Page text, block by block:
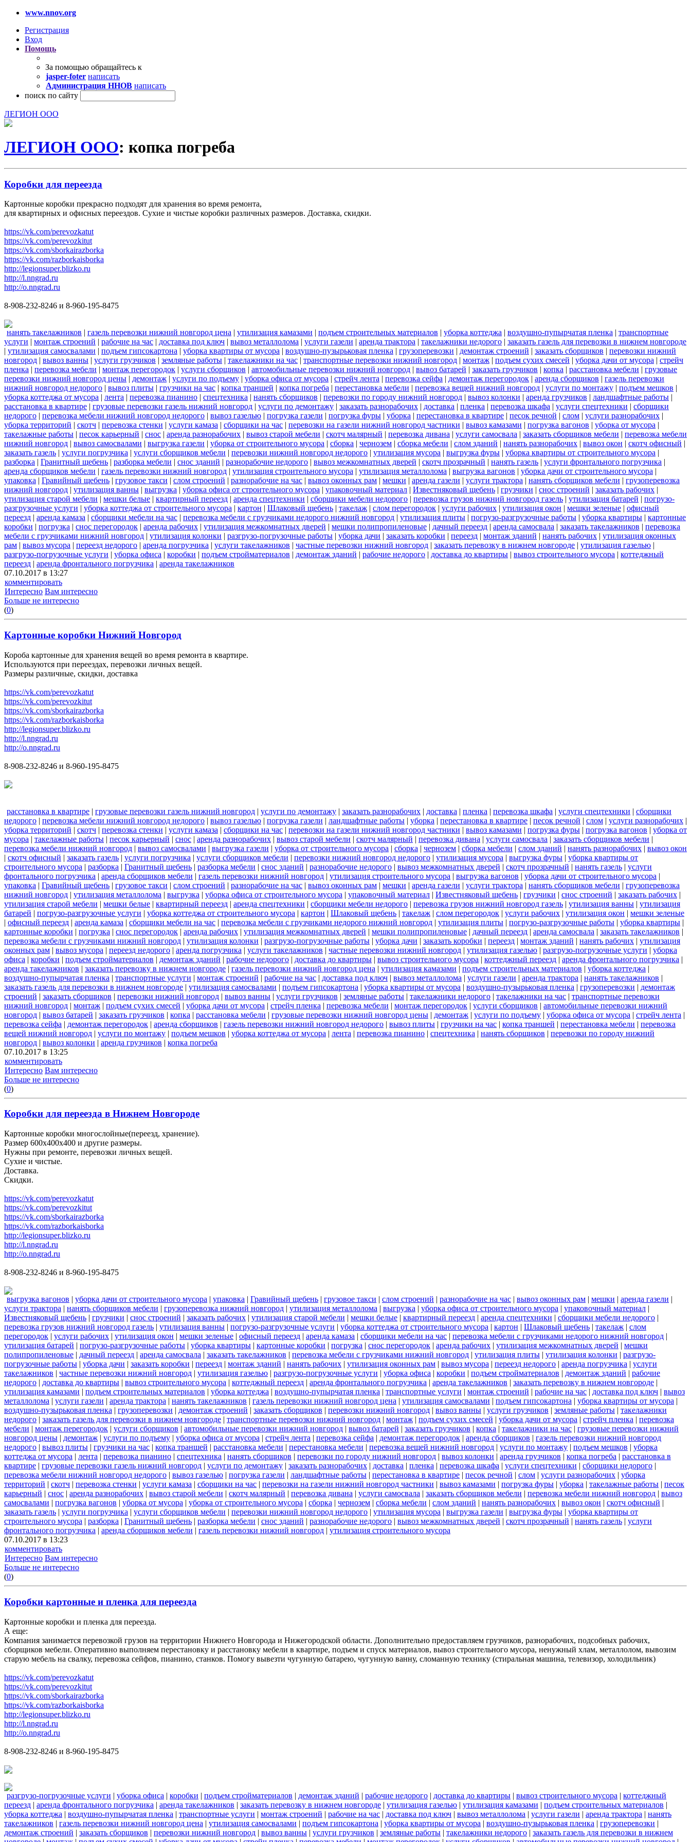
www.nnov.org
Регистрация
Вход
Помощь
За помощью обращайтесь к
jasper-foter написать
Администрация ННОВ написать
поиск по сайту
ЛЕГИОН ООО
ЛЕГИОН ООО: копка погреба
Коробки для переезда
Картонные коробки прекрасно подходят для хранения во время ремонта,
для квартирных и офисных переездов. Сухие и чистые коробки различных размеров. Доставка, скидки.
https://vk.com/perevozkatut
https://vk.com/perevozkitut
https://vk.com/sborkairazborka
https://vk.com/razborkaisborka
http://legionsuper.blizko.ru
http://l.nngrad.ru
http://o.nngrad.ru
8-908-232-8246 и 8-960-195-8475
нанять такелажников | газель перевозки нижний новгород цена | утилизация камазами | подъем строительных материалов | уборка коттеджа | воздушно-пупырчатая пленка | транспортные
услуги | монтаж строений | рабочие на час | доставка под ключ | вывоз металлолома | услуги газели | аренда трактора | такелажники недорого | заказать газель для перевозки в нижнем новгороде
| утилизация самосвалами | подъем гипсокартона | уборка квартиры от мусора | воздушно-пузырьковая пленка | грузоперевозки | демонтаж строений | заказать сборщиков | перевозки нижний
новгород | вывоз ванны | услуги грузчиков | земляные работы | такелажники на час | транспортные перевозки нижний новгород | монтаж | подъем сухих смесей | уборка дачи от мусора | стрейч
пленка | перевозка мебели | монтаж перегородок | услуги сборщиков | автомобильные перевозки нижний новгород | вывоз батарей | заказать грузчиков | копка | расстановка мебели | грузовые
перевозки нижний новгород цены | демонтаж | услуги по подъему | уборка офиса от мусора | стрейч лента | перевозка сейфа | демонтаж перегородок | аренда сборщиков | газель перевозки
нижний новгород недорого | вывоз плиты | грузчики на час | копка траншей | копка погреба | перестановка мебели | перевозка вещей нижний новгород | услуги по монтажу | подъем мешков |
уборка коттеджа от мусора | лента | перевозка пианино | спецтехника | нанять сборщиков | перевозки по городу нижний новгород | вывоз колонки | аренда грузчиков | ландшафтные работы |
расстановка в квартире | грузовые перевозки газель нижний новгород | услуги по демонтажу | заказать разнорабочих | доставка | пленка | перевозка шкафа | услуги спецтехники | сборщики
недорого | перевозка мебели нижний новгород недорого | вывоз газелью | погрузка газели | погрузка фуры | уборка | перестановка в квартире | песок речной | слом | услуги разнорабочих |
уборка территорий | скотч | перевозка стенки | услуги камаза | сборщики на час | перевозки на газели нижний новгород частники | вывоз камазами | погрузка вагонов | уборка от мусора |
такелажные работы | песок карьерный | снос | аренда разнорабочих | вывоз старой мебели | скотч малярный | перевозка дивана | услуги самосвала | заказать сборщиков мебели | перевозка мебели
нижний новгород | вывоз самосвалами | выгрузка газели | уборка от строительного мусора | сборка | чернозем | сборка мебели | слом зданий | нанять разнорабочих | вывоз окон | скотч офисный |
заказать газель | услуги погрузчика | услуги сборщиков мебели | перевозки нижний новгород недорого | утилизация мусора | выгрузка фуры | уборка квартиры от строительного мусора |
разборка | Гранитный щебень | разборка мебели | снос зданий | разнорабочие недорого | вывоз межкомнатных дверей | скотч прозрачный | нанять газель | услуги фронтального погрузчика |
аренда сборщиков мебели | газель перевозки нижний новгород | утилизация строительного мусора | утилизация металлолома | выгрузка вагонов | уборка дачи от строительного мусора |
упаковка | Гравийный щебень | грузовое такси | слом строений | разнорабочие на час | вывоз оконных рам | мешки | аренда газели | услуги трактора | нанять сборщиков мебели | грузоперевозка
нижний новгород | утилизация ванны | выгрузка | уборка офиса от строительного мусора | упаковочный материал | Известняковый щебень | грузчики | снос строений | заказать рабочих |
утилизация старой мебели | мешки белые | квартирный переезд | аренда спецтехники | сборщики мебели недорого | перевозка грузов нижний новгород газель | утилизация батарей | погрузо-
разгрузочные услуги | уборка коттеджа от строительного мусора | картон | Шлаковый щебень | такелаж | слом перегородок | услуги рабочих | утилизация окон | мешки зеленые | офисный
переезд | аренда камаза | сборщики мебели на час | перевозка мебели с грузчиками недорого нижний новгород | утилизация плиты | погрузо-разгрузочные работы | уборка квартиры | картонные
коробки | погрузка | снос перегородок | аренда рабочих | утилизация межкомнатных дверей | мешки полипропиленовые | дачный переезд | аренда самосвала | заказать такелажников | перевозка
мебели с грузчиками нижний новгород | утилизация колонки | разгрузо-погрузочные работы | уборка дачи | заказать коробки | переезд | монтаж зданий | нанять рабочих | утилизация оконных
рам | вывоз мусора | переезд недорого | аренда погрузчика | услуги такелажников | частные перевозки нижний новгород | заказать перевозку в нижнем новгороде | утилизация газелью |
разгрузо-погрузочные услуги | уборка офиса | коробки | подъем стройматериалов | демонтаж зданий | рабочие недорого | доставка до квартиры | вывоз строительного мусора | коттеджный
переезд | аренда фронтального погрузчика | аренда такелажников
07.10.2017 в 13:27
комментировать
Интересно Вам интересно
Больше не интересно
(0)
Картонные коробки Нижний Новгород
Короба картонные для хранения вещей во время ремонта в квартире.
Используются при переездах, перевозки личных вещей.
Размеры различные, скидки, доставка
https://vk.com/perevozkatut
https://vk.com/perevozkitut
https://vk.com/sborkairazborka
https://vk.com/razborkaisborka
http://legionsuper.blizko.ru
http://l.nngrad.ru
http://o.nngrad.ru
8-908-232-8246 и 8-960-195-8475
расстановка в квартире | грузовые перевозки газель нижний новгород | услуги по демонтажу | заказать разнорабочих | доставка | пленка | перевозка шкафа | услуги спецтехники | сборщики
недорого | перевозка мебели нижний новгород недорого | вывоз газелью | погрузка газели | ландшафтные работы | уборка | перестановка в квартире | песок речной | слом | услуги разнорабочих |
уборка территорий | скотч | перевозка стенки | услуги камаза | сборщики на час | перевозки на газели нижний новгород частники | вывоз камазами | погрузка фуры | погрузка вагонов | уборка от
мусора | такелажные работы | песок карьерный | снос | аренда разнорабочих | вывоз старой мебели | скотч малярный | перевозка дивана | услуги самосвала | заказать сборщиков мебели |
перевозка мебели нижний новгород | вывоз самосвалами | выгрузка газели | уборка от строительного мусора | сборка | чернозем | сборка мебели | слом зданий | нанять разнорабочих | вывоз окон
| скотч офисный | заказать газель | услуги погрузчика | услуги сборщиков мебели | перевозки нижний новгород недорого | утилизация мусора | выгрузка фуры | уборка квартиры от
строительного мусора | разборка | Гранитный щебень | разборка мебели | снос зданий | разнорабочие недорого | вывоз межкомнатных дверей | скотч прозрачный | нанять газель | услуги
фронтального погрузчика | аренда сборщиков мебели | газель перевозки нижний новгород | утилизация строительного мусора | выгрузка вагонов | уборка дачи от строительного мусора |
упаковка | Гравийный щебень | грузовое такси | слом строений | разнорабочие на час | вывоз оконных рам | мешки | аренда газели | услуги трактора | нанять сборщиков мебели | грузоперевозка
нижний новгород | утилизация металлолома | выгрузка | уборка офиса от строительного мусора | упаковочный материал | Известняковый щебень | грузчики | снос строений | заказать рабочих |
утилизация старой мебели | мешки белые | квартирный переезд | аренда спецтехники | сборщики мебели недорого | перевозка грузов нижний новгород газель | утилизация ванны | утилизация
батарей | погрузо-разгрузочные услуги | уборка коттеджа от строительного мусора | картон | Шлаковый щебень | такелаж | слом перегородок | услуги рабочих | утилизация окон | мешки зеленые
| офисный переезд | аренда камаза | сборщики мебели на час | перевозка мебели с грузчиками недорого нижний новгород | утилизация плиты | погрузо-разгрузочные работы | уборка квартиры |
картонные коробки | погрузка | снос перегородок | аренда рабочих | утилизация межкомнатных дверей | мешки полипропиленовые | дачный переезд | аренда самосвала | заказать такелажников |
перевозка мебели с грузчиками нижний новгород | утилизация колонки | разгрузо-погрузочные работы | уборка дачи | заказать коробки | переезд | монтаж зданий | нанять рабочих | утилизация
оконных рам | вывоз мусора | переезд недорого | аренда погрузчика | услуги такелажников | частные перевозки нижний новгород | утилизация газелью | разгрузо-погрузочные услуги | уборка
офиса | коробки | подъем стройматериалов | демонтаж зданий | рабочие недорого | доставка до квартиры | вывоз строительного мусора | коттеджный переезд | аренда фронтального погрузчика |
аренда такелажников | заказать перевозку в нижнем новгороде | газель перевозки нижний новгород цена | утилизация камазами | подъем строительных материалов | уборка коттеджа |
воздушно-пупырчатая пленка | транспортные услуги | монтаж строений | рабочие на час | доставка под ключ | вывоз металлолома | услуги газели | аренда трактора | нанять такелажников |
заказать газель для перевозки в нижнем новгороде | утилизация самосвалами | подъем гипсокартона | уборка квартиры от мусора | воздушно-пузырьковая пленка | грузоперевозки | демонтаж
строений | заказать сборщиков | перевозки нижний новгород | вывоз ванны | услуги грузчиков | земляные работы | такелажники недорого | такелажники на час | транспортные перевозки
нижний новгород | монтаж | подъем сухих смесей | уборка дачи от мусора | стрейч пленка | перевозка мебели | монтаж перегородок | услуги сборщиков | автомобильные перевозки нижний
новгород | вывоз батарей | заказать грузчиков | копка | расстановка мебели | грузовые перевозки нижний новгород цены | демонтаж | услуги по подъему | уборка офиса от мусора | стрейч лента |
перевозка сейфа | демонтаж перегородок | аренда сборщиков | газель перевозки нижний новгород недорого | вывоз плиты | грузчики на час | копка траншей | перестановка мебели | перевозка
вещей нижний новгород | услуги по монтажу | подъем мешков | уборка коттеджа от мусора | лента | перевозка пианино | спецтехника | нанять сборщиков | перевозки по городу нижний
новгород | вывоз колонки | аренда грузчиков | копка погреба
07.10.2017 в 13:25
комментировать
Интересно Вам интересно
Больше не интересно
(0)
Коробки для переезда в Нижнем Новгороде
Картонные коробки многослойные(переезд, хранение).
Размер 600х400х400 и другие размеры.
Нужны при ремонте, перевозки личных вещей.
Сухие и чистые.
Доставка.
Скидки.
https://vk.com/perevozkatut
https://vk.com/perevozkitut
https://vk.com/sborkairazborka
https://vk.com/razborkaisborka
http://legionsuper.blizko.ru
http://l.nngrad.ru
http://o.nngrad.ru
8-908-232-8246 и 8-960-195-8475
выгрузка вагонов | уборка дачи от строительного мусора | упаковка | Гравийный щебень | грузовое такси | слом строений | разнорабочие на час | вывоз оконных рам | мешки | аренда газели |
услуги трактора | нанять сборщиков мебели | грузоперевозка нижний новгород | утилизация металлолома | выгрузка | уборка офиса от строительного мусора | упаковочный материал |
Известняковый щебень | грузчики | снос строений | заказать рабочих | утилизация старой мебели | мешки белые | квартирный переезд | аренда спецтехники | сборщики мебели недорого |
перевозка грузов нижний новгород газель | утилизация ванны | погрузо-разгрузочные услуги | уборка коттеджа от строительного мусора | картон | Шлаковый щебень | такелаж | слом
перегородок | услуги рабочих | утилизация окон | мешки зеленые | офисный переезд | аренда камаза | сборщики мебели на час | перевозка мебели с грузчиками недорого нижний новгород |
утилизация батарей | погрузо-разгрузочные работы | уборка квартиры | картонные коробки | погрузка | снос перегородок | аренда рабочих | утилизация межкомнатных дверей | мешки
полипропиленовые | дачный переезд | аренда самосвала | заказать такелажников | перевозка мебели с грузчиками нижний новгород | утилизация плиты | утилизация колонки | разгрузо-
погрузочные работы | уборка дачи | заказать коробки | переезд | монтаж зданий | нанять рабочих | утилизация оконных рам | вывоз мусора | переезд недорого | аренда погрузчика | услуги
такелажников | частные перевозки нижний новгород | утилизация газелью | разгрузо-погрузочные услуги | уборка офиса | коробки | подъем стройматериалов | демонтаж зданий | рабочие
недорого | доставка до квартиры | вывоз строительного мусора | коттеджный переезд | аренда фронтального погрузчика | аренда такелажников | заказать перевозку в нижнем новгороде |
утилизация камазами | подъем строительных материалов | уборка коттеджа | воздушно-пупырчатая пленка | транспортные услуги | монтаж строений | рабочие на час | доставка под ключ | вывоз
металлолома | услуги газели | аренда трактора | нанять такелажников | газель перевозки нижний новгород цена | утилизация самосвалами | подъем гипсокартона | уборка квартиры от мусора |
воздушно-пузырьковая пленка | грузоперевозки | демонтаж строений | заказать сборщиков | перевозки нижний новгород | вывоз ванны | услуги грузчиков | земляные работы | такелажники
недорого | заказать газель для перевозки в нижнем новгороде | транспортные перевозки нижний новгород | монтаж | подъем сухих смесей | уборка дачи от мусора | стрейч пленка | перевозка
мебели | монтаж перегородок | услуги сборщиков | автомобильные перевозки нижний новгород | вывоз батарей | заказать грузчиков | копка | такелажники на час | грузовые перевозки нижний
новгород цены | демонтаж | услуги по подъему | уборка офиса от мусора | стрейч лента | перевозка сейфа | демонтаж перегородок | аренда сборщиков | газель перевозки нижний новгород
недорого | вывоз плиты | грузчики на час | копка траншей | расстановка мебели | перестановка мебели | перевозка вещей нижний новгород | услуги по монтажу | подъем мешков | уборка
коттеджа от мусора | лента | перевозка пианино | спецтехника | нанять сборщиков | перевозки по городу нижний новгород | вывоз колонки | аренда грузчиков | копка погреба | расстановка в
квартире | грузовые перевозки газель нижний новгород | услуги по демонтажу | заказать разнорабочих | доставка | пленка | перевозка шкафа | услуги спецтехники | сборщики недорого |
перевозка мебели нижний новгород недорого | вывоз газелью | погрузка газели | ландшафтные работы | перестановка в квартире | песок речной | слом | услуги разнорабочих | уборка
территорий | скотч | перевозка стенки | услуги камаза | сборщики на час | перевозки на газели нижний новгород частники | вывоз камазами | погрузка фуры | уборка | такелажные работы | песок
карьерный | снос | аренда разнорабочих | вывоз старой мебели | скотч малярный | перевозка дивана | услуги самосвала | заказать сборщиков мебели | перевозка мебели нижний новгород | вывоз
самосвалами | погрузка вагонов | уборка от мусора | уборка от строительного мусора | сборка | чернозем | сборка мебели | слом зданий | нанять разнорабочих | вывоз окон | скотч офисный |
заказать газель | услуги погрузчика | услуги сборщиков мебели | перевозки нижний новгород недорого | утилизация мусора | выгрузка газели | выгрузка фуры | уборка квартиры от
строительного мусора | разборка | Гранитный щебень | разборка мебели | снос зданий | разнорабочие недорого | вывоз межкомнатных дверей | скотч прозрачный | нанять газель | услуги
фронтального погрузчика | аренда сборщиков мебели | газель перевозки нижний новгород | утилизация строительного мусора
07.10.2017 в 13:23
комментировать
Интересно Вам интересно
Больше не интересно
(0)
Коробки картонные и пленка для переезда
Картонные коробки и пленка для переезда.
А еще:
Компания занимается перевозкой грузов на территории Нижнего Новгорода и Нижегородской области. Дополнительно предоставляем грузчиков, разнорабочих, подсобных рабочих,
сборщиков мебели. Оперативно выполняем перестановку и расстановку мебели в квартире, подъем и спуск материалов, вывоз строительного мусора, ненужный хлам, металлолом, вывозим
старую мебель на свалку, перевозка сейфов, пианино, станков. Помогу вывезти чугунную батарею, чугунную ванну, сломанную технику (стиральная машина, телевизор, холодильник)
https://vk.com/perevozkatut
https://vk.com/perevozkitut
https://vk.com/sborkairazborka
https://vk.com/razborkaisborka
http://legionsuper.blizko.ru
http://l.nngrad.ru
http://o.nngrad.ru
8-908-232-8246 и 8-960-195-8475
разгрузо-погрузочные услуги | уборка офиса | коробки | подъем стройматериалов | демонтаж зданий | рабочие недорого | доставка до квартиры | вывоз строительного мусора | коттеджный
переезд | аренда фронтального погрузчика | аренда такелажников | заказать перевозку в нижнем новгороде | утилизация газелью | утилизация камазами | подъем строительных материалов |
уборка коттеджа | воздушно-пупырчатая пленка | транспортные услуги | монтаж строений | рабочие на час | доставка под ключ | вывоз металлолома | услуги газели | аренда трактора | нанять
такелажников | газель перевозки нижний новгород цена | утилизация самосвалами | подъем гипсокартона | уборка квартиры от мусора | воздушно-пузырьковая пленка | грузоперевозки |
демонтаж строений | заказать сборщиков | перевозки нижний новгород | вывоз ванны | услуги грузчиков | земляные работы | такелажники недорого | заказать газель для перевозки в нижнем